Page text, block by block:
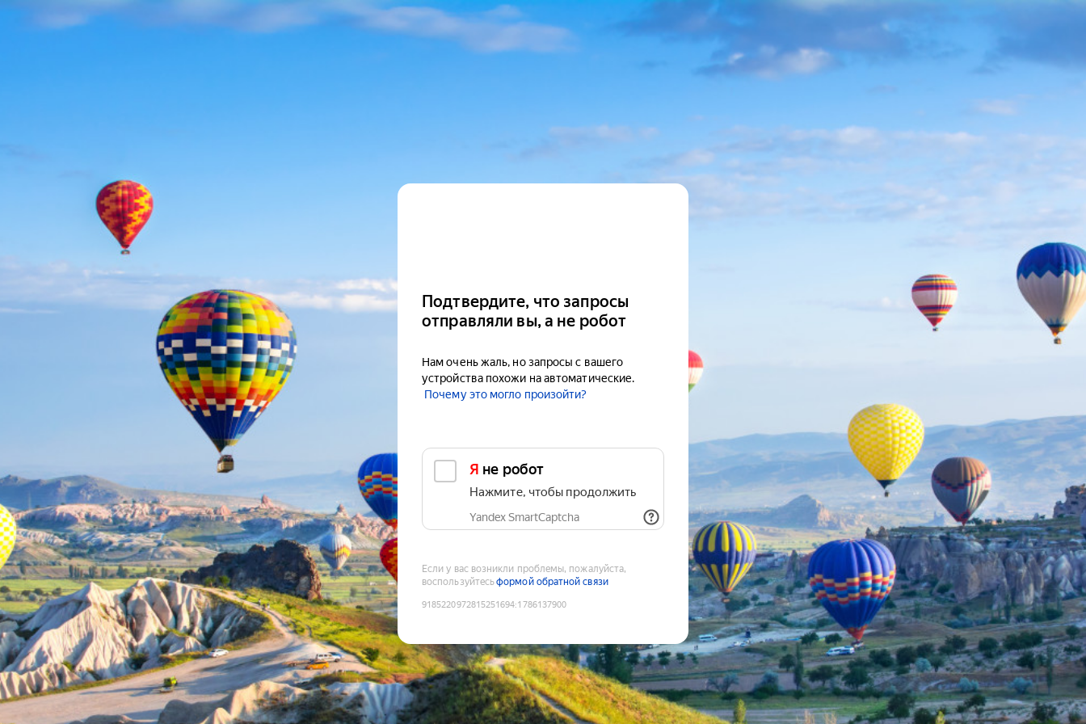
Подтвердите, что запросы
отправляли вы, а не робот
Нам очень жаль, но запросы с вашего
устройства похожи на автоматические.
Почему это могло произойти?
Я не робот
Нажмите, чтобы продолжить
Yandex SmartCaptcha
Если у вас возникли проблемы, пожалуйста,
воспользуйтесьформой обратной связи
9185220972815251694:1786137900